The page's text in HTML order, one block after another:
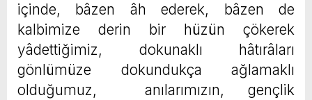
içinde, bâzen âh ederek, bâzen de
kalbimize derin bir hüzün çökerek
yâdettiğimiz, dokunaklı hâtırâları
gönlümüze dokundukça ağlamaklı
olduğumuz, anılarımızın, gençlik